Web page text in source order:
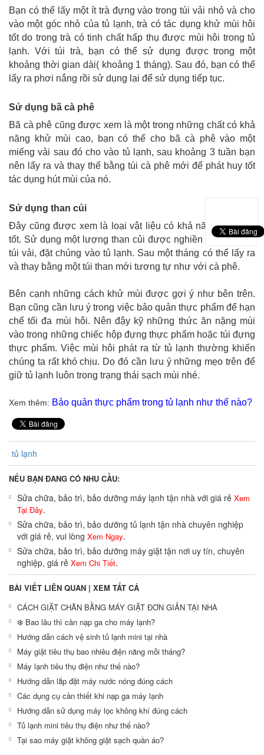
Bạn có thể lấy một ít trà đựng vào trong túi vải nhỏ và cho
vào một góc nhỏ của tủ lạnh, trà có tác dụng khử mùi hôi
tốt do trong trà có tinh chất hấp thụ được mùi hôi trong tủ
lạnh. Với túi trà, bạn có thể sử dụng được trong một
khoảng thời gian dài( khoảng 1 tháng). Sau đó, bạn có thể
lấy ra phơi nắng rồi sử dụng lại để sử dụng tiếp tục.
Sử dụng bã cà phê
Bã cà phê cũng được xem là một trong những chất có khả
năng khử mùi cao, bạn có thể cho bã cà phê vào một
miếng vải sau đó cho vào tủ lạnh, sau khoảng 3 tuần bạn
nên lấy ra và thay thế bằng túi cà phê mới để phát huy tốt
tác dụng hút mùi của nó.
Sử dụng than củi
Đây cũng được xem là loại vật liệu có khả năng khử mùi
tốt. Sử dụng một lượng than củi được nghiền nát cho vào
túi vải, đặt chúng vào tủ lạnh. Sau một tháng có thể lấy ra
và thay bằng một túi than mới tương tự như với cà phê.
Bên cạnh những cách khử mùi được gợi ý như bên trên.
Bạn cũng cần lưu ý trong việc bảo quản thực phẩm để hạn
chế tối đa mùi hôi. Nên đậy kỹ những thức ăn nặng mùi
vào trong những chiếc hộp đựng thực phẩm hoặc túi đựng
thực phẩm. Việc mùi hôi phát ra từ tủ lạnh thường khiến
chúng ta rất khó chịu. Do đó cần lưu ý những mẹo trên để
giữ tủ lạnh luôn trong trạng thái sạch mùi nhé.
Xem thêm: Bảo quản thực phẩm trong tủ lạnh như thế nào?
tủ lạnh
NẾU BẠN ĐANG CÓ NHU CẦU:
Sửa chữa, bảo trì, bảo dưỡng máy lạnh tận nhà với giá rẻ Xem
Tại Đây.
Sửa chữa, bảo trì, bảo dưỡng tủ lạnh tận nhà chuyên nghiệp
với giá rẻ, vui lòng Xem Ngay.
Sửa chữa, bảo trì, bảo dưỡng máy giặt tận nơi uy tín, chuyên
nghiệp, giá rẻ Xem Chi Tiết.
BÀI VIẾT LIÊN QUAN | XEM TẤT CẢ
CÁCH GIẶT CHĂN BẰNG MÁY GIẶT ĐƠN GIẢN TẠI NHÀ
❄️ Bao lâu thì cần nạp ga cho máy lạnh?
Hướng dẫn cách vệ sinh tủ lạnh mini tại nhà
Máy giặt tiêu thụ bao nhiêu điện năng mỗi tháng?
Máy lạnh tiêu thụ điện như thế nào?
Hướng dẫn lắp đặt máy nước nóng đúng cách
Các dụng cụ cần thiết khi nạp ga máy lạnh
Hướng dẫn sử dụng máy lọc không khí đúng cách
Tủ lạnh mini tiêu thụ điện như thế nào?
Tại sao máy giặt không giặt sạch quần áo?